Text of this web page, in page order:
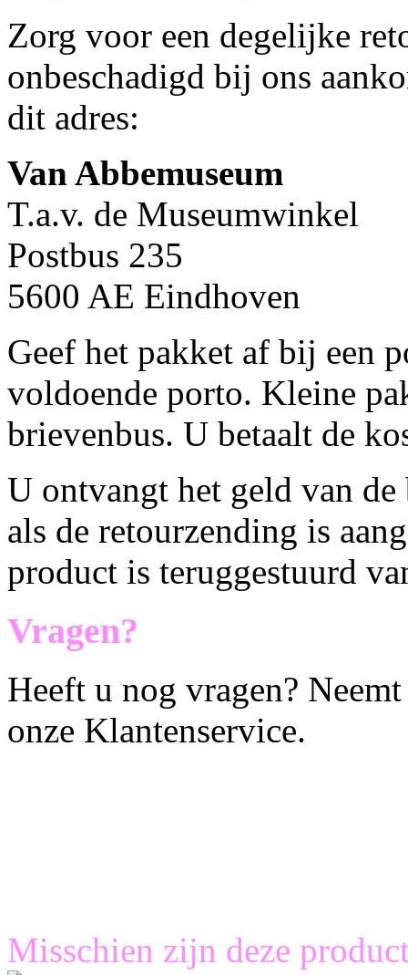
Zorg voor een degelijke
onbeschadigd bij ons
dit adres:
Van Abbemuseum
T.a.v. de Museumwinkel
Postbus 235
5600 AE Eindhoven
Geef het pakket af bij een
voldoende porto. Kleine
brievenbus. U betaalt de
U ontvangt het geld van
als de retourzending is
product is teruggestuurd
Vragen?
Heeft u nog vragen?
onze Klantenservice.
Misschien zijn deze